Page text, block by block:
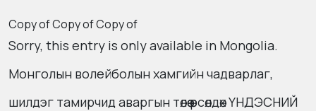
Copy of Copy of Copy of
Sorry, this entry is only available in Mongolia.
Монголын волейболын хамгийн чадварлаг,
шилдэг тамирчид аваргын төлөө өрсөлдөх ҮНДЭСНИЙ